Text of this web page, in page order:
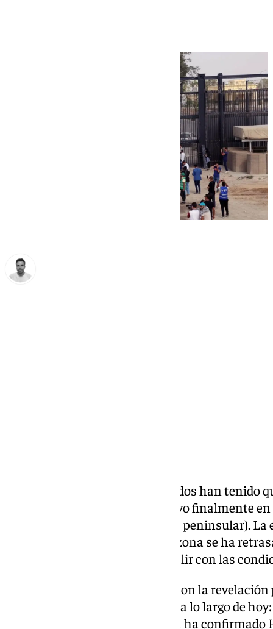
Quince meses y miles de fallecidos han tenido
, que se ha hecho efectivo finalmente
las 11.15 horas (10.15 horas hora peninsular).
para la paz momentánea en la zona se ha
ambas partes han podido cumplir con las
Tales pretextos tenían que ver con la
rehenes que van a ser liberados a lo largo de
de decenas de palestinos. Según ha